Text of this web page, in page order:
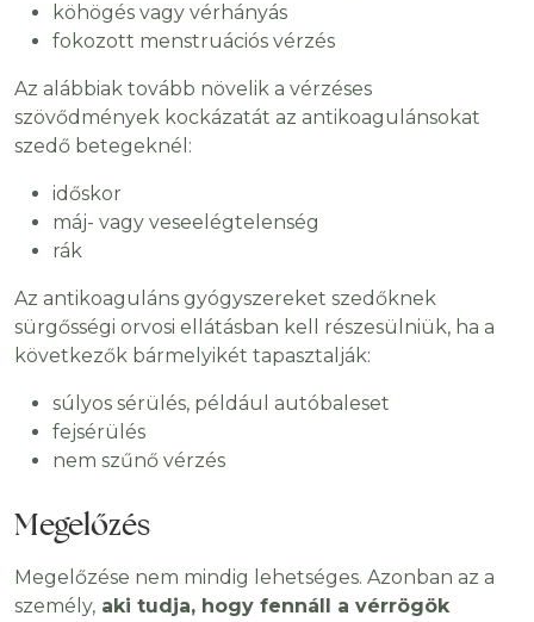
köhögés vagy vérhányás
fokozott menstruációs vérzés
Az alábbiak tovább növelik a vérzéses
szövődmények kockázatát az antikoagulánsokat
szedő betegeknél:
időskor
máj- vagy veseelégtelenség
rák
Az antikoaguláns gyógyszereket szedőknek
sürgősségi orvosi ellátásban kell részesülniük, ha a
következők bármelyikét tapasztalják:
súlyos sérülés, például autóbaleset
fejsérülés
nem szűnő vérzés
Megelőzés
Megelőzése nem mindig lehetséges. Azonban az a
személy, aki tudja, hogy fennáll a vérrögök